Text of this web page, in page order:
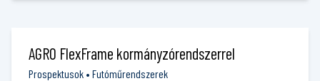
AGRO FlexFrame kormányzórendszerrel
Prospektusok • Futóműrendszerek